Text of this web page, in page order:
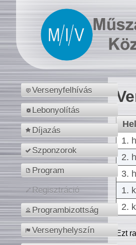
Versenyfelhívás
Lebonyolítás
Díjazás
Szponzorok
Program
Regisztráció
Programbizottság
Versenyhelyszín
1.
2.
3.
1.
2.
Ezt